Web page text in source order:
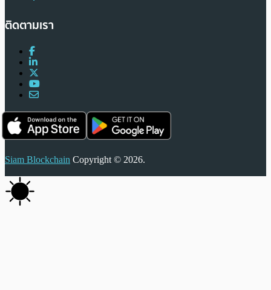
ติดตามเรา
Siam Blockchain Copyright © 2026.